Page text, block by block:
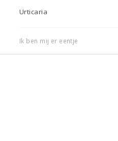
Urticaria
Ik ben mij er eentje